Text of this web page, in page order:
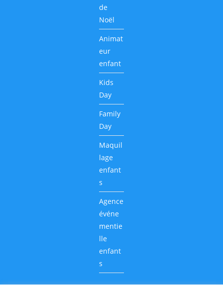
de
Noël
Animat
eur
enfant
Kids
Day
Family
Day
Maquil
lage
enfant
s
Agence
événe
mentie
lle
enfant
s